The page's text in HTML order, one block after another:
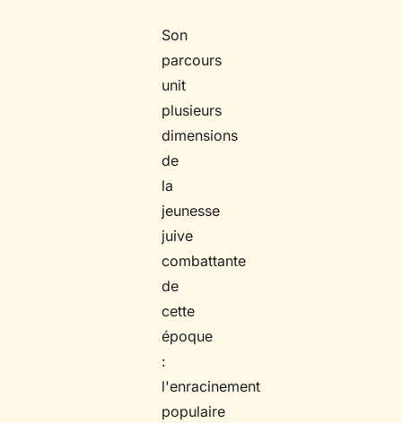
Son
parcours
unit
plusieurs
dimensions
de
la
jeunesse
juive
combattante
de
cette
époque
:
l'enracinement
populaire